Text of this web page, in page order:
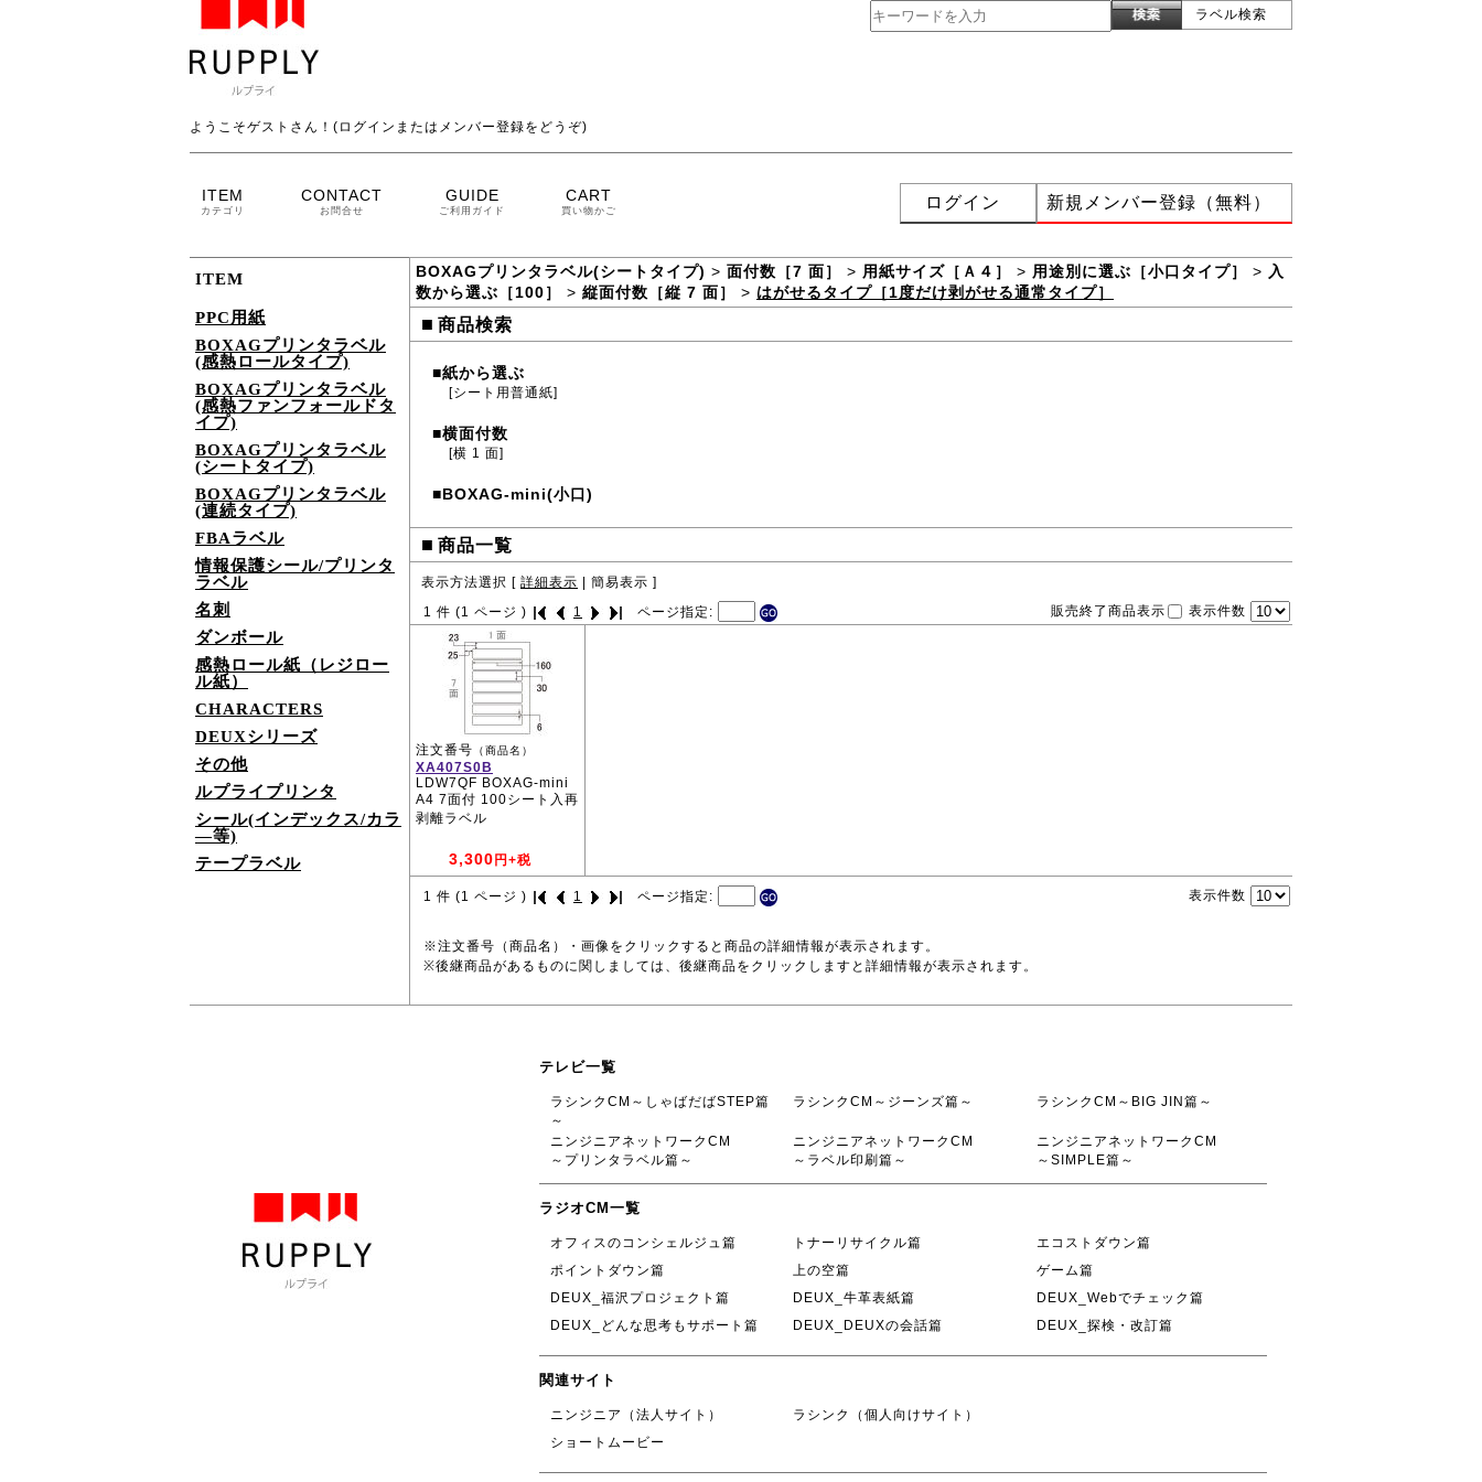
ラベル検索
ようこそゲストさん！(ログインまたはメンバー登録をどうぞ)
ITEM
カテゴリ
CONTACT
お問合せ
GUIDE
ご利用ガイド
CART
買い物かご ログイン 新規メンバー登録（無料）
ITEM
PPC用紙
BOXAGプリンタラベル
(感熱ロールタイプ)
BOXAGプリンタラベル
(感熱ファンフォールドタ
イプ)
BOXAGプリンタラベル
(シートタイプ)
BOXAGプリンタラベル
(連続タイプ)
FBAラベル
情報保護シール/プリンタ
ラベル
名刺
ダンボール
感熱ロール紙（レジロー
ル紙）
CHARACTERS
DEUXシリーズ
その他
ルプライプリンタ
シール(インデックス/カラ
―等)
テープラベル
BOXAGプリンタラベル(シートタイプ) > 面付数［7 面］ > 用紙サイズ［Ａ４］ > 用途別に選ぶ［小口タイプ］ > 入
数から選ぶ［100］
> 縦面付数［縦 7 面］ > はがせるタイプ［1度だけ剥がせる通常タイプ］
■ 商品検索
■紙から選ぶ
[シート用普通紙]
■横面付数
[横 1 面]
■BOXAG-mini(小口)
■ 商品一覧
表示方法選択 [ 詳細表示 簡易表示 ]
1 件 (1 ページ ) 1 ページ指定: 販売終了商品表示 表示件数
注文番号 （商品名）
XA407S0B
LDW7QF BOXAG-mini
A4 7面付 100シート入再
剥離ラベル
3,300 円+税
1 件 (1 ページ ) 1 ページ指定: 表示件数
※注文番号（商品名）・画像をクリックすると商品の詳細情報が表示されます。
※後継商品があるものに関しましては、後継商品をクリックしますと詳細情報が表示されます。
テレビ一覧
ラシンクCM～しゃばだばSTEP篇
～
ラシンクCM～ジーンズ篇～ ラシンクCM～BIG JIN篇～
ニンジニアネットワークCM
～プリンタラベル篇～
ニンジニアネットワークCM
～ラベル印刷篇～
ニンジニアネットワークCM
～SIMPLE篇～
ラジオCM一覧
オフィスのコンシェルジュ篇 トナーリサイクル篇
エコストダウン篇
ポイントダウン篇
上の空篇
ゲーム篇
DEUX_福沢プロジェクト篇
DEUX_牛革表紙篇
DEUX_Webでチェック篇
DEUX_どんな思考もサポート篇
DEUX_DEUXの会話篇 DEUX_探検・改訂篇
関連サイト
ニンジニア（法人サイト）
ラシンク（個人向けサイト）
ショートムービー